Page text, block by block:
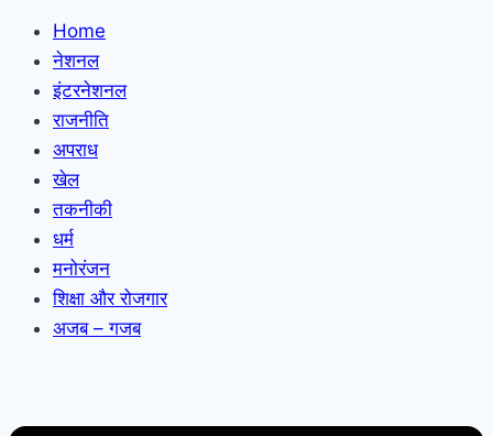
Home
नेशनल
इंटरनेशनल
राजनीति
अपराध
खेल
तकनीकी
धर्म
मनोरंजन
शिक्षा और रोजगार
अजब – गजब